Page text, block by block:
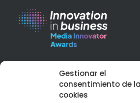
Gestionar el
consentimiento de
cookies
Best Corporate Branding & Digital Marketing
Web Design Services Excellence Award 2023